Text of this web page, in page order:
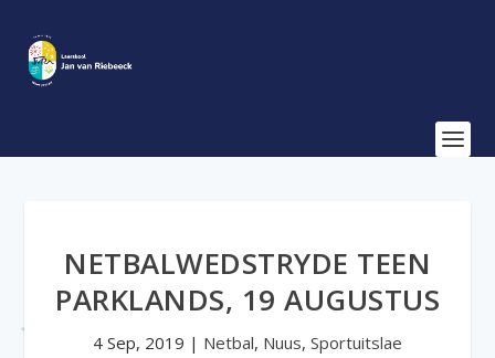
NETBALWEDSTRYDE TEEN
PARKLANDS, 19 AUGUSTUS
4 Sep, 2019 | Netbal, Nuus, Sportuitslae